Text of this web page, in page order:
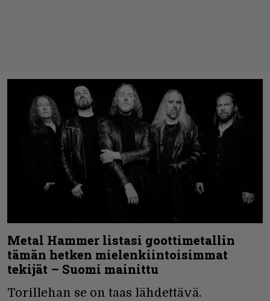
Metal Hammer listasi goottimetallin
tämän hetken mielenkiintoisimmat
tekijät – Suomi mainittu
Torillehan se on taas lähdettävä.